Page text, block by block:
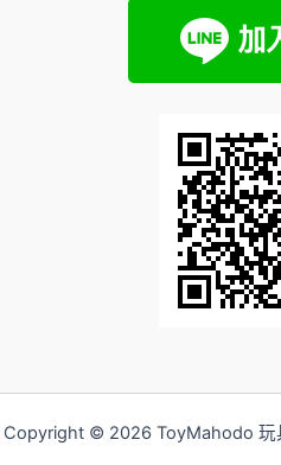
Copyright © 2026 ToyMahodo 玩